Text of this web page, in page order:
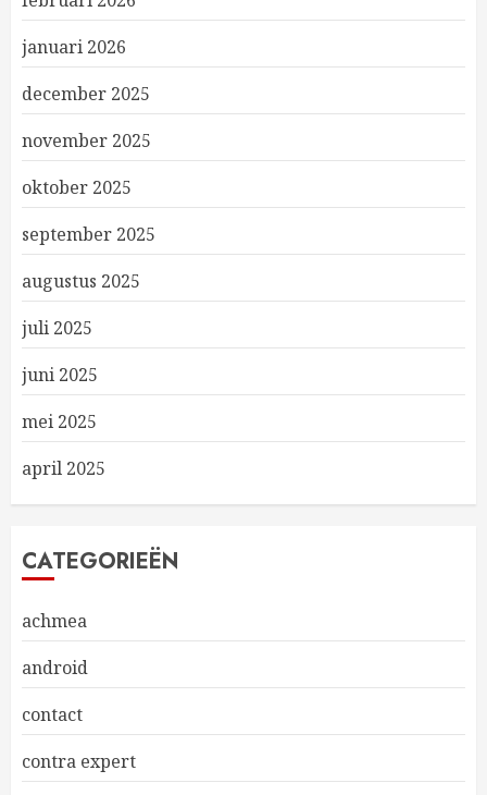
januari 2026
december 2025
november 2025
oktober 2025
september 2025
augustus 2025
juli 2025
juni 2025
mei 2025
april 2025
CATEGORIEËN
achmea
android
contact
contra expert